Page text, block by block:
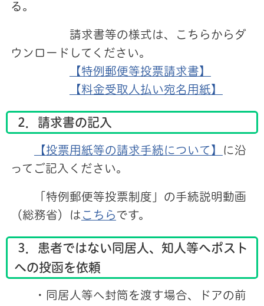
る。
請求書等の様式は、こちらからダ
ウンロードしてください。
【特例郵便等投票請求書】
【料金受取人払い宛名用紙】
2．請求書の記入
【投票用紙等の請求手続について】
に沿
ってご記入ください。
「特例郵便等投票制度」の手続説明動画
（総務省）は こちらです。
3．患者ではない同居人、知人等へポスト
への投函を依頼
・同居人等へ封筒を渡す場合、ドアの前